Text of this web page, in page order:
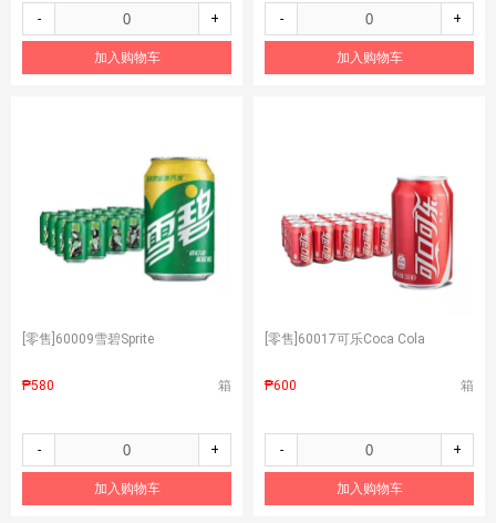
- +
加入购物车
- +
加入购物车
[零售] 60009雪碧Sprite
₱580 箱
- +
加入购物车
[零售] 60017可乐Coca Cola
₱600 箱
- +
加入购物车